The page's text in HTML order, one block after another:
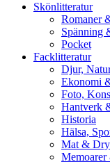
Skönlitteratur
Romaner
Spänning
Pocket
Facklitteratur
Djur,
Ekonomi
Foto,
Hantverk
Historia
Hälsa,
Mat &